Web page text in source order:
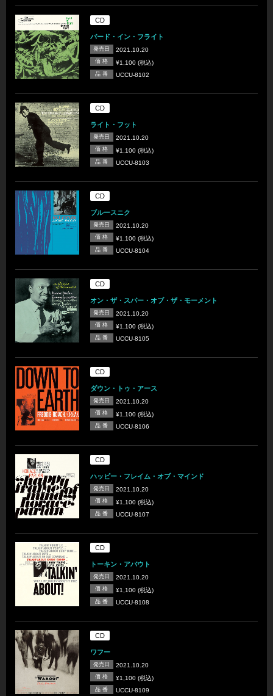
CD
バード・イン・フライト
発売日 2021.10.20
価 格 ¥1,100 (税込)
品 番 UCCU-8102
CD
ライト・フット
発売日 2021.10.20
価 格 ¥1,100 (税込)
品 番 UCCU-8103
CD
ブルースニク
発売日 2021.10.20
価 格 ¥1,100 (税込)
品 番 UCCU-8104
CD
オン・ザ・スパー・オブ・ザ・モーメント
発売日 2021.10.20
価 格 ¥1,100 (税込)
品 番 UCCU-8105
CD
ダウン・トゥ・アース
発売日 2021.10.20
価 格 ¥1,100 (税込)
品 番 UCCU-8106
CD
ハッピー・フレイム・オブ・マインド
発売日 2021.10.20
価 格 ¥1,100 (税込)
品 番 UCCU-8107
CD
トーキン・アバウト
発売日 2021.10.20
価 格 ¥1,100 (税込)
品 番 UCCU-8108
CD
ワフー
発売日 2021.10.20
価 格 ¥1,100 (税込)
品 番 UCCU-8109